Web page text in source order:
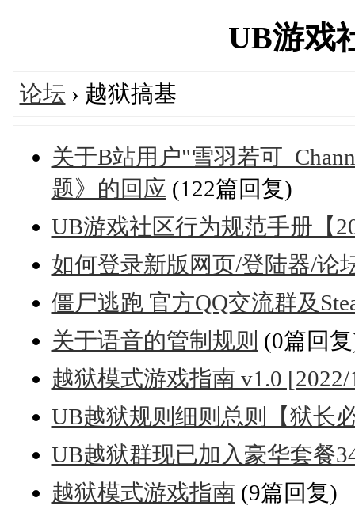
UB游戏
论坛 › 越狱搞基
关于B站用户"雪羽若可
题》的回应 (122篇回复)
UB游戏社区行为规范手册【
如何登录新版网页/登陆器/论
僵尸逃跑 官方QQ交流群及
关于语音的管制规则 (0篇回
越狱模式游戏指南 v1.0 [2022/
UB越狱规则细则总则【狱长
UB越狱群现已加入豪华套餐
越狱模式游戏指南 (9篇回复)